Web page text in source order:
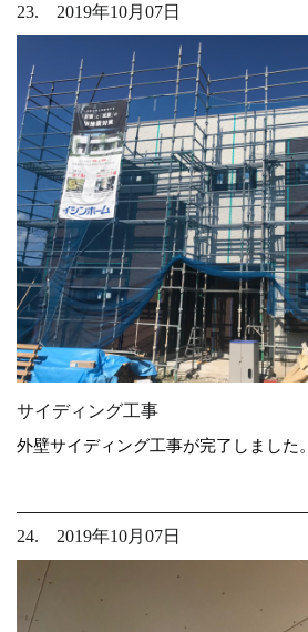
23. 2019年10月07日
サイディング工事
外壁サイディング工事が完了しました。
24. 2019年10月07日